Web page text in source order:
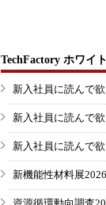
TechFactory ホワイ
新入社員に読んで
新入社員に読んで
新入社員に読んで
新機能性材料展